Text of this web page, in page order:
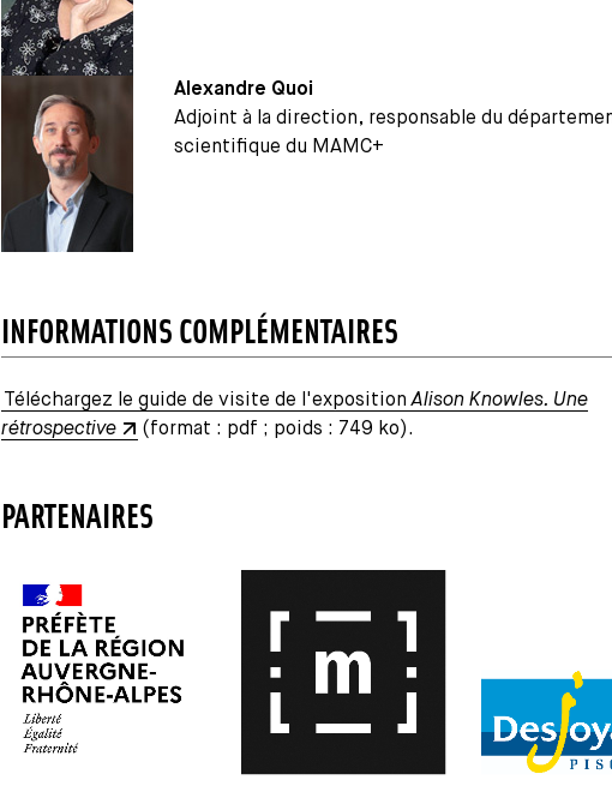
Alexandre Quoi
Adjoint à la direction, responsable du
scientifique du MAMC+
INFORMATIONS COMPLÉMENTAIRES
Téléchargez le guide de visite de l'expositionAlison Knowles. Une
rétrospective
(format : pdf ; poids : 749 ko).
PARTENAIRES